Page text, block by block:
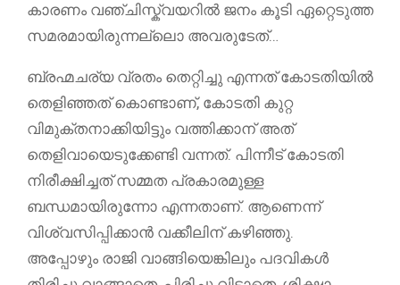
കാരണം വഞ്ചിസ്ക്വയറിൽ ജനം കൂടി ഏറ്റെടുത്ത
സമരമായിരുന്നല്ലൊ അവരുടേത്…
ബ്രഹ്മചര്യ വ്രതം തെറ്റിച്ചു എന്നത് കോടതിയിൽ
തെളിഞ്ഞത് കൊണ്ടാണ്, കോടതി കുറ്റ
വിമുക്തനാക്കിയിട്ടും വത്തിക്കാന് അത്
തെളിവായെടുക്കേണ്ടി വന്നത്. പിന്നീട് കോടതി
നിരീക്ഷിച്ചത് സമ്മത പ്രകാരമുള്ള
ബന്ധമായിരുന്നോ എന്നതാണ്. ആണെന്ന്
വിശ്വസിപ്പിക്കാൻ വക്കീലിന് കഴിഞ്ഞു.
അപ്പോഴും രാജി വാങ്ങിയെങ്കിലും പദവികൾ